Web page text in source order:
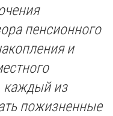
пенсионного
и
каждый из
пожизненные